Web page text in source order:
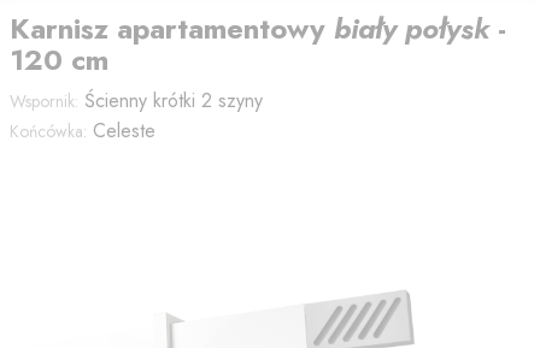
Karnisz apartamentowy biały połysk-
120 cm
Wspornik: Ścienny krótki 2 szyny
Końcówka: Celeste